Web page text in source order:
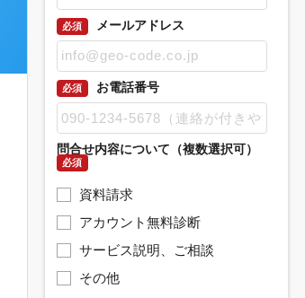
メールアドレス
必須
お電話番号
必須
問合せ内容について（複数選択可）
必須
資料請求
アカウント無料診断
サービス説明、ご相談
その他